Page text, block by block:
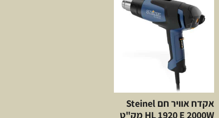
אקדח אוויר חם Steinel
HL 1920 E 2000W מק"ט